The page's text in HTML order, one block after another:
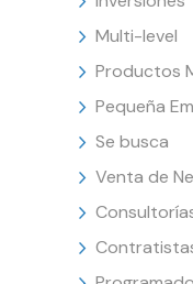
Multi-level
Productos
Pequeña
Se busca
Venta de